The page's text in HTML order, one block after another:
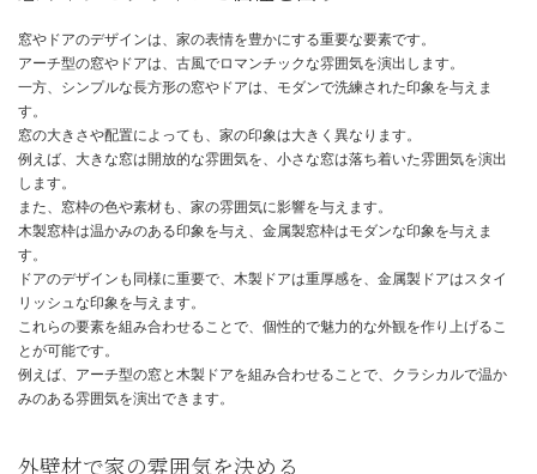
根が適していると言えるでしょう。
一方、個性的なデザインを求めるなら、より複雑な形状の屋根も選
て考えられます。
屋根材の色や素材も、家の雰囲気に影響を与えるため、屋根形状と
検討する必要があります。
例えば、黒色の瓦は重厚感を、赤色の瓦は温かみのある印象を与え
窓やドアのデザインで個性を出す
窓やドアのデザインは、家の表情を豊かにする重要な要素です。
アーチ型の窓やドアは、古風でロマンチックな雰囲気を演出します
一方、シンプルな長方形の窓やドアは、モダンで洗練された印象を
す。
例えば、大きな窓は開放的な雰囲気を、小さな窓は落ち着いた雰囲